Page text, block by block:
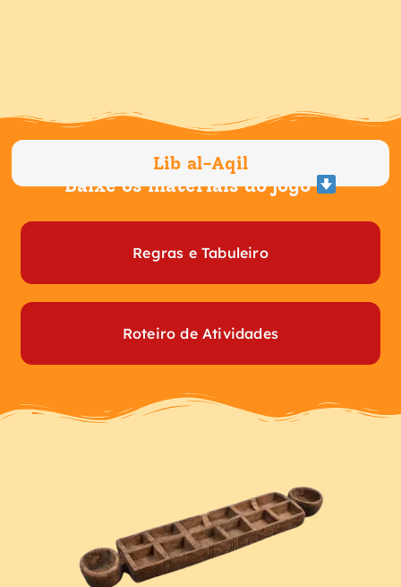
Lib al-Aqil
Baixe os materiais do jogo
Regras e Tabuleiro
Roteiro de Atividades